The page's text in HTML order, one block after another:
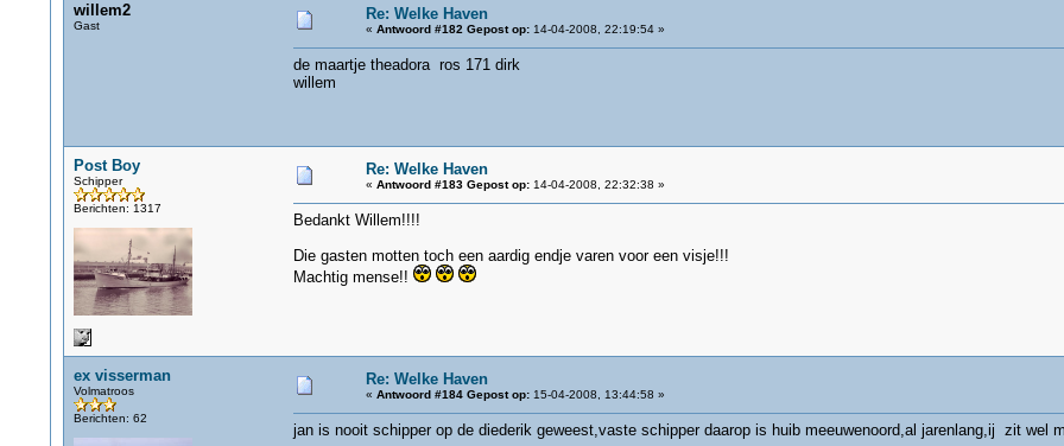
willem2
Gast
Re: Welke Haven
« Antwoord #182 Gepost op:14-04-2008, 22:19:54 »
de maartje theadora ros 171 dirk
willem
Post Boy
Schipper
Berichten: 1317
Re: Welke Haven
« Antwoord #183 Gepost op:14-04-2008, 22:32:38 »
Bedankt Willem!!!!
Die gasten motten toch een aardig endje varen voor een visje!!!
Machtig mense!!
ex visserman
Volmatroos
Berichten: 62
Re: Welke Haven
« Antwoord #184 Gepost op:15-04-2008, 13:44:58 »
jan is nooit schipper op de diederik geweest,vaste schipper daarop is huib meeuwenoord,al jarenlang,ij zit